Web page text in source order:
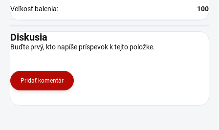
Veľkosť balenia: 100
Diskusia
Buďte prvý, kto napíše príspevok k tejto položke.
Pridať komentár